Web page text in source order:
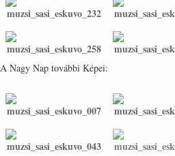
A Nagy Nap további Képei: